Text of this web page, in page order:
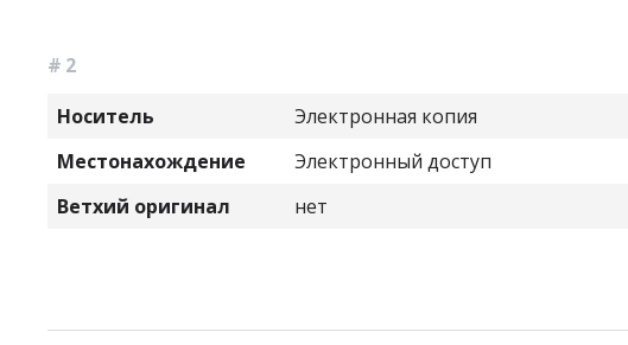
# 2
Носитель
Электронная копия
Местонахождение
Электронный доступ
Ветхий оригинал
нет